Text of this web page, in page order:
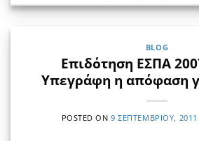
BLOG
Επιδότηση ΕΣΠΑ
Υπεγράφη η απόφαση
POSTED ON9 ΣΕΠΤΕΜΒΡΊΟΥ, 2011